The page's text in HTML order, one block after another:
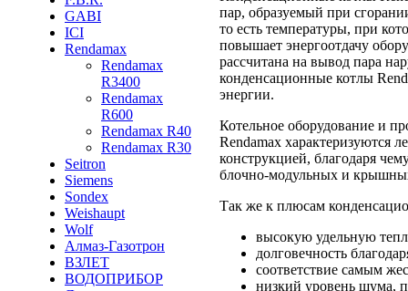
GABI
ICI
Rendamax
Rendamax
R3400
Rendamax
R600
Rendamax R40
Rendamax R30
Seitron
Siemens
Sondex
Weishaupt
Wolf
Алмаз-Газотрон
ВЗЛЕТ
ВОДОПРИБОР
пар, образуемый при
то есть температуры, при
повышает энергоотдачу
рассчитана на вывод пара
конденсационные котлы
энергии.
Котельное оборудование и
Rendamax характеризуются
конструкцией, благодаря
блочно-модульных и
Так же к плюсам
высокую удельную
долговечность
соответствие самым
низкий уровень шума,